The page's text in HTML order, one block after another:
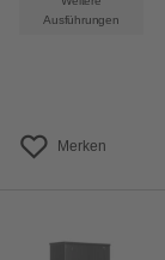
Ausführungen
Merken